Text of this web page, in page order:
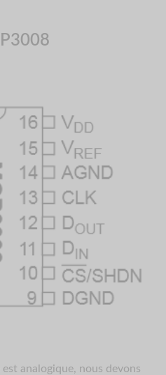
analogique, nous devons